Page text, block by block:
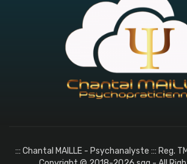
::: Chantal MAILLE - Psychanalyste ::: Reg.